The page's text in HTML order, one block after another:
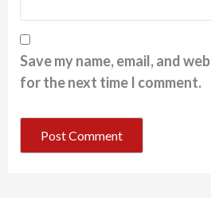
Save my name, email, and
for the next time I comment.